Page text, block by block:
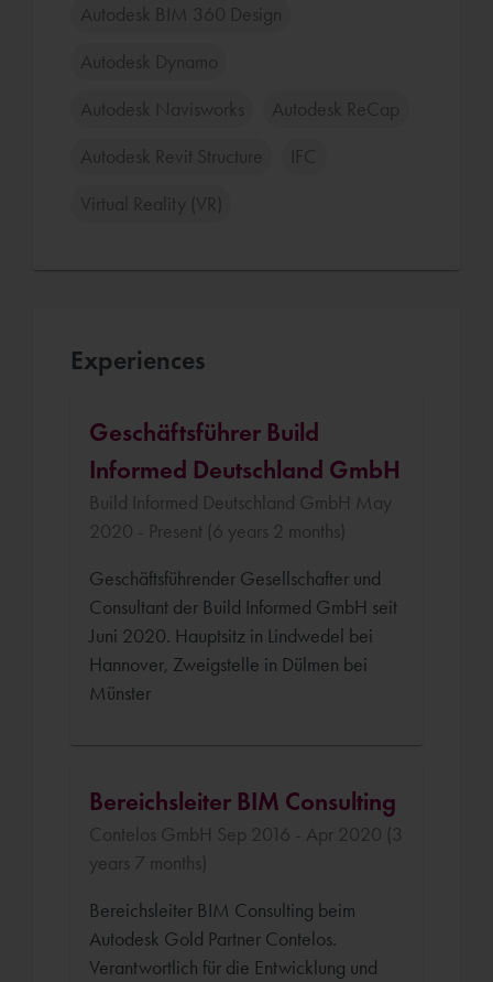
Autodesk BIM 360 Design
Autodesk Dynamo
Autodesk Navisworks Autodesk ReCap
Autodesk Revit Structure IFC
Virtual Reality (VR)
Experiences
Geschäftsführer Build
Informed Deutschland GmbH
Build Informed Deutschland GmbH May
2020 - Present (6 years 2 months)
Geschäftsführender Gesellschafter und
Consultant der Build Informed GmbH seit
Juni 2020. Hauptsitz in Lindwedel bei
Hannover, Zweigstelle in Dülmen bei
Münster
Bereichsleiter BIM Consulting
Contelos GmbH Sep 2016 - Apr 2020 (3
years 7 months)
Bereichsleiter BIM Consulting beim
Autodesk Gold Partner Contelos.
Verantwortlich für die Entwicklung und